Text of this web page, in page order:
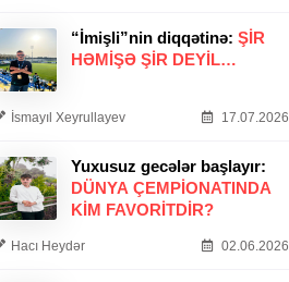
“İmişli”nin diqqətinə: ŞIR
HƏMIŞƏ ŞIR DEYIL…
İsmayıl Xeyrullayev 17.07.2026
Yuxusuz gecələr başlayır:
DÜNYA ÇEMPIONATINDA
KIM FAVORITDIR?
Hacı Heydər 02.06.2026